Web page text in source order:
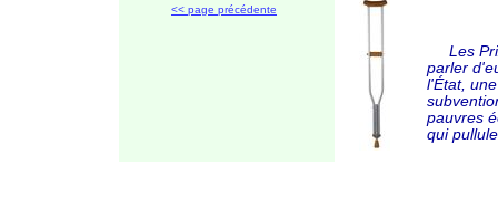
<< page précédente
Les Prix
parler
l'État,
pauvres
qui